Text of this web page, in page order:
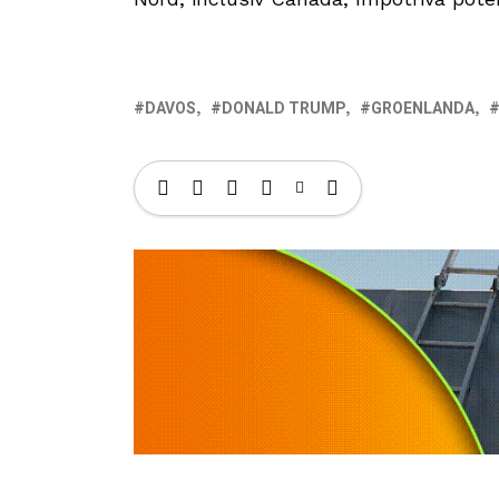
DAVOS DONALD TRUMP GROENLANDA